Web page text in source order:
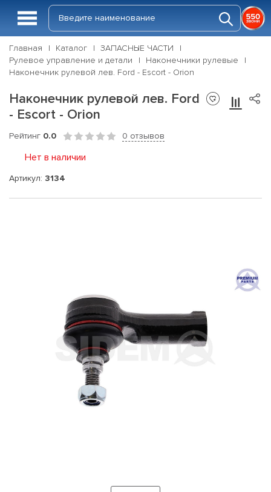
Главная Каталог
ЗАПАСНЫЕ ЧАСТИ
Рулевое управление и детали
Наконечники рулевые
Наконечник рулевой лев. Ford - Escort - Orion
Наконечник рулевой лев. Ford
- Escort - Orion
Рейтинг 0.0 0 отзывов
Нет в наличии
Артикул: 3134